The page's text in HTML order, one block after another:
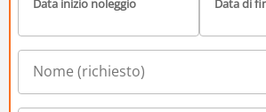
Data inizio noleggio Data di